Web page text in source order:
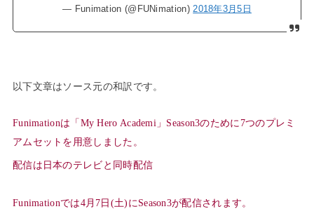
— Funimation (@FUNimation) 2018年3月5日
以下文章はソース元の和訳です。
Funimationは「My Hero Academi」Season3のために7つのプレミ
アムセットを用意しました。
配信は日本のテレビと同時配信
Funimationでは4月7日(土)にSeason3が配信されます。